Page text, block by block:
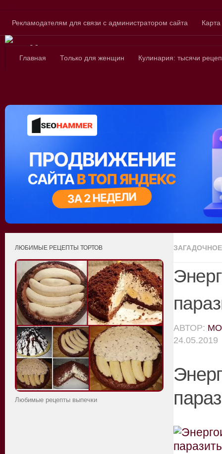
Рекламодателям для связи с администратором сайта
Сайт для
Главная Только для женщин Кулинария: тысячи
АВТОР:
24.05.2019
ЛЮБИМЫЕ РЕЦЕПТЫ ТОРТОВ
Любимые рецепты выпечки